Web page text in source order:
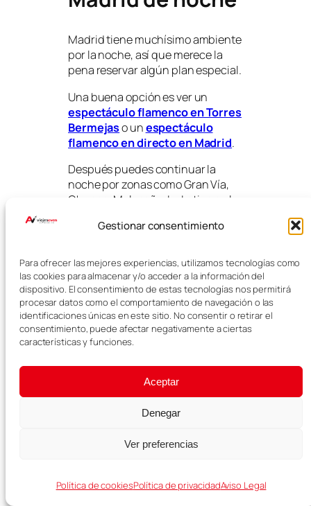
Gestionar consentimiento
Para ofrecer las mejores experiencias, utilizamos tecnologías como
las cookies para almacenar y/o acceder a la información del
dispositivo. El consentimiento de estas tecnologías nos permitirá
procesar datos como el comportamiento de navegación o las
identificaciones únicas en este sitio. No consentir o retirar el
consentimiento, puede afectar negativamente a ciertas
características y funciones.
Aceptar
Denegar
Ver preferencias
Política de cookiesPolítica de privacidadAviso Legal
Madrid tiene muchísimo ambiente
por la noche, así que merece la
pena reservar algún plan especial.
Una buena opción es ver un
espectáculo flamenco en Torres
Bermejaso unespectáculo
flamenco en directo en Madrid.
Después puedes continuar la
noche por zonas como Gran Vía,
Chueca, Malasaña, La Latina o el
Excursiones
desde Madrid
Si tienes más de 2 o 3 días en la
capital, hacer una excursión
desde Madrid puede ser una gran
idea.
Las opciones más interesantes de
esta selección son la
Segovia y Toledo desde Madrid
excursión a Ávila y Segovia
desde Madrid y laexcursión al
Para una primera excursión,